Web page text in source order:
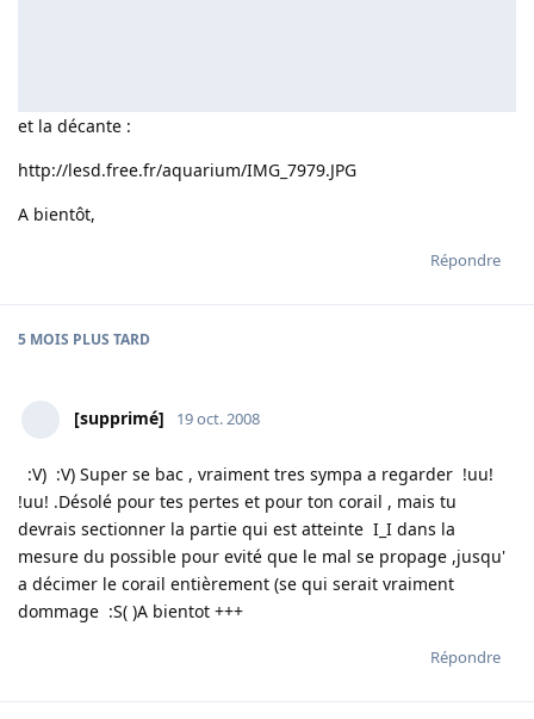
et la décante :
http://lesd.free.fr/aquarium/IMG_7979.JPG
A bientôt,
Répondre
5 MOIS PLUS TARD
[supprimé] 19 oct. 2008
:V) :V) Super se bac , vraiment tres sympa a regarder !uu!
!uu! .Désolé pour tes pertes et pour ton corail , mais tu
devrais sectionner la partie qui est atteinte I_I dans la
mesure du possible pour evité que le mal se propage ,jusqu'
a décimer le corail entièrement (se qui serait vraiment
dommage :S( )A bientot +++
Répondre